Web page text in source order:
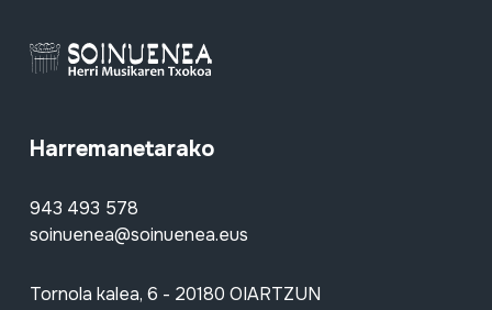
Harremanetarako
943 493 578
soinuenea@soinuenea.eus
Tornola kalea, 6 - 20180 OIARTZUN